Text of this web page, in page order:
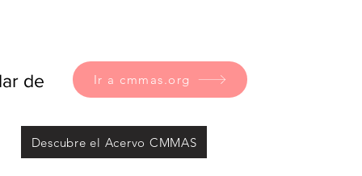
Ir a cmmas.org
de
Descubre el Acervo CMMAS